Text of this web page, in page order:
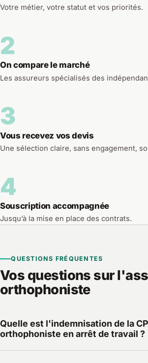
Votre métier, votre statut et vos priorités.
2
On compare le marché
Les assureurs spécialisés des
3
Vous recevez vos devis
Une sélection claire, sans engagement,
4
Souscription accompagnée
Jusqu’à la mise en place des contrats.
QUESTIONS FRÉQUENTES
Vos questions sur
orthophoniste
Quelle est l'indemnisation de la
orthophoniste en arrêt de travail ?